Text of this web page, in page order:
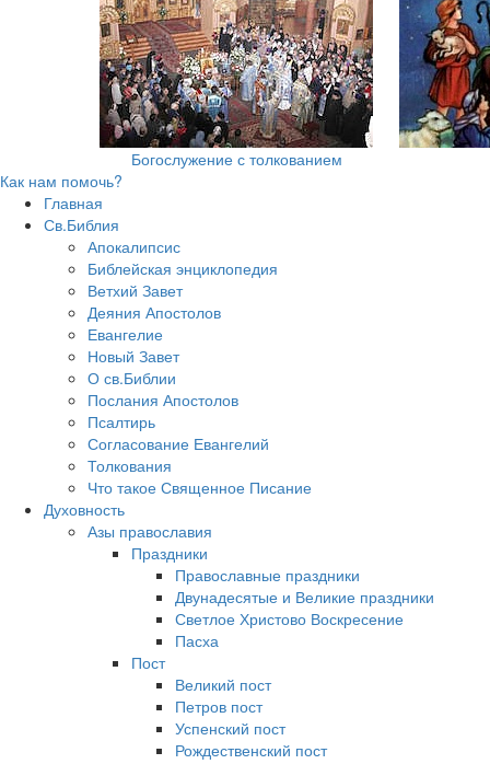
Богослужение с толкованием
Как нам помочь?
Главная
Св.Библия
Апокалипсис
Библейская энциклопедия
Ветхий Завет
Деяния Апостолов
Евангелие
Новый Завет
О св.Библии
Послания Апостолов
Псалтирь
Согласование Евангелий
Толкования
Что такое Священное Писание
Духовность
Азы православия
Праздники
Православные праздники
Двунадесятые и Великие праздники
Светлое Христово Воскресение
Пасха
Пост
Великий пост
Петров пост
Успенский пост
Рождественский пост